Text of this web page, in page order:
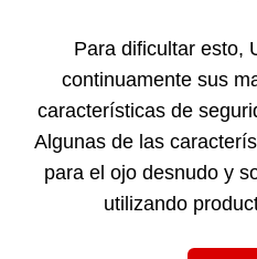
Para dificultar esto,
continuamente sus
características de
Algunas de las
para el ojo desnudo y
utilizando